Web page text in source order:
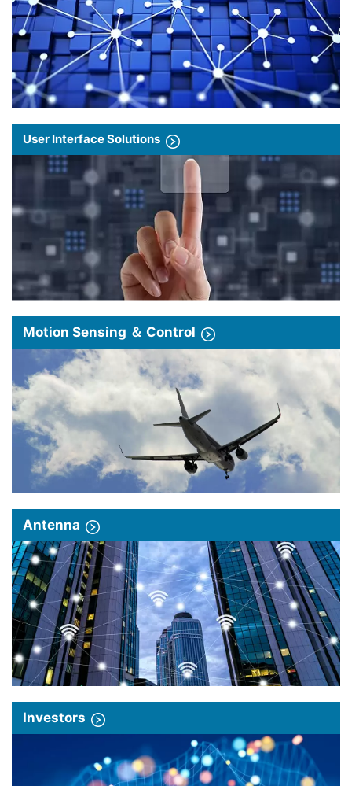
User Interface Solutions
Motion Sensing ＆ Control
Antenna
Investors